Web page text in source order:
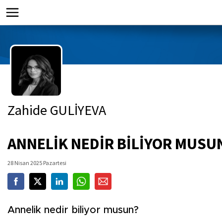
Zahide GULİYEVA
ANNELİK NEDİR BİLİYOR
28 Nisan 2025 Pazartesi
Annelik nedir biliyor musun?